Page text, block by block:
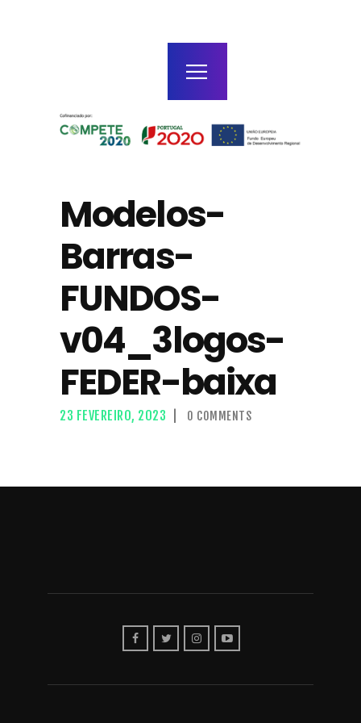
agenda / bilhetes
alugar
mais
Modelos-
Barras-
FUNDOS-
v04_3logos-
FEDER-baixa
23 FEVEREIRO, 2023 0 COMMENTS